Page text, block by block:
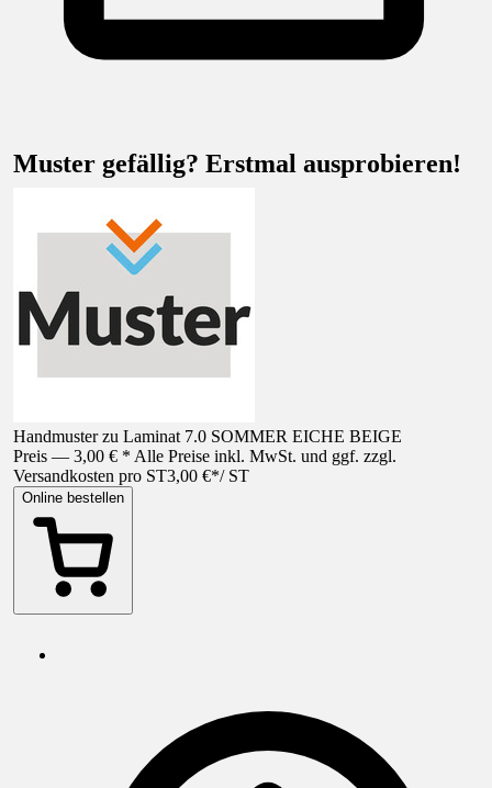
Muster gefällig? Erstmal ausprobieren!
Handmuster zu Laminat 7.0 SOMMER EICHE BEIGE
Preis — 3,00 € * Alle Preise inkl. MwSt. und ggf. zzgl.
Versandkosten pro ST3,00 €*/ ST
Online bestellen